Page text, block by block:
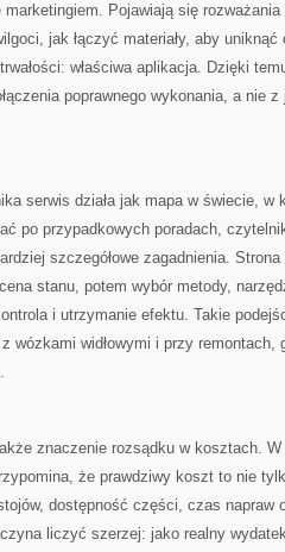
marketingiem. Pojawiają się
jak łączyć materiały, aby
właściwa aplikacja. Dzięki
poprawnego wykonania, a nie z
serwis działa jak mapa w świecie, w
po przypadkowych poradach,
szczegółowe zagadnienia.
stanu, potem wybór metody,
i utrzymanie efektu. Takie
wózkami widłowymi i przy remontach,
znaczenie rozsądku w kosztach.
że prawdziwy koszt to nie
dostępność części, czas napraw
liczyć szerzej: jako realny